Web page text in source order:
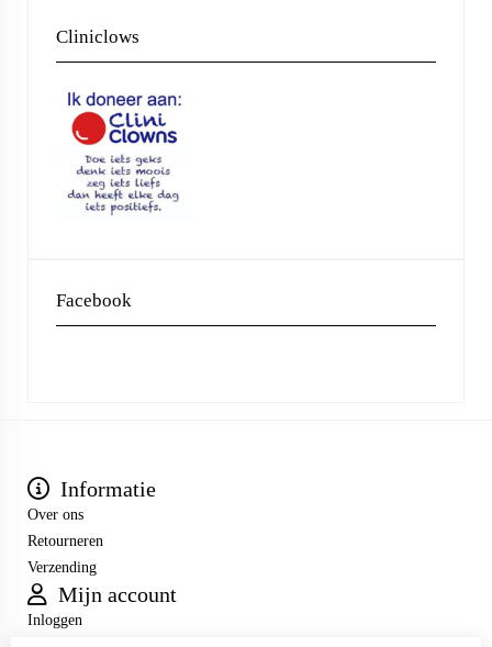
Cliniclows
Facebook
Informatie
Over ons
Retourneren
Verzending
Mijn account
Inloggen